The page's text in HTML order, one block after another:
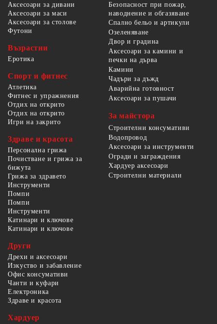
Аксесоари за дивани
Аксесоари за маси
Аксесоари за столове
Футони
Възрастни
Еротика
Спорт и фитнес
Атлетика
Фитнес и упражнения
Отдих на открито
Отдих на открито
Игри на закрито
Здраве и красота
Персонална грижа
Почистване и грижа за
бижута
Грижа за здравето
Безопасност при пожар,
наводнение и обгазяване
Спално бельо и артикули
Озеленяване
Двор и градина
Аксесоари за камини и
печки на дърва
Камини
Чадъри за дъжд
Аварийна готовност
Аксесоари за пушачи
За майстора
Строителни консумативи
Водопровод
Аксесоари за инструменти
Огради и заграждения
Хардуер аксесоари
Строителни материали
Инструменти
Помпи
Помпи
Инструменти
Катинари и ключове
Катинари и ключове
Други
Дрехи и аксесоари
Изкуство и забавление
Офис консумативи
Чанти и куфари
Електроника
Здраве и красота
Хардуер